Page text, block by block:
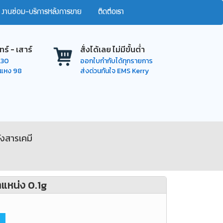
งานซ่อม-บริการหลังการขาย ติดต่อเรา
ร์ - เสาร์
หง 98
สั่งได้เลย ไม่มีขั้นต่ำ
ออกใบกำกับได้ทุกรายการ
ส่งด่วนทันใจ EMS Kerry
สารเคมี
หน่ง 0.1g